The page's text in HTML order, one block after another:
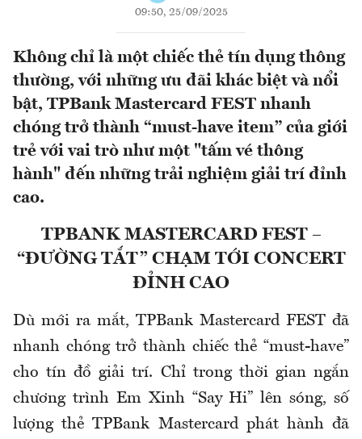
09:50, 25/09/2025
Không chỉ là một chiếc thẻ tín dụng thông
thường, với những ưu đãi khác biệt và nổi
bật, TPBank Mastercard FEST nhanh
chóng trở thành “must-have item” của giới
trẻ với vai trò như một "tấm vé thông
hành" đến những trải nghiệm giải trí đỉnh
cao.
TPBANK MASTERCARD FEST –
“ĐƯỜNG TẮT” CHẠM TỚI CONCERT
ĐỈNH CAO
Dù mới ra mắt, TPBank Mastercard FEST đã
nhanh chóng trở thành chiếc thẻ “must-have”
cho tín đồ giải trí. Chỉ trong thời gian ngắn
chương trình Em Xinh “Say Hi” lên sóng, số
lượng thẻ TPBank Mastercard phát hành đã